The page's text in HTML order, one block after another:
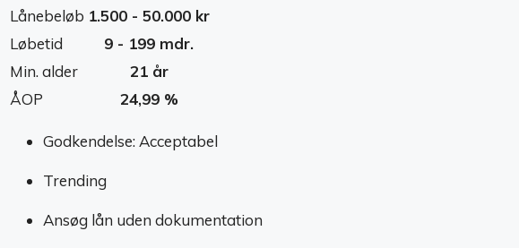
Lånebeløb 1.500 - 50.000 kr
Løbetid
9 - 199 mdr.
Min. alder
21 år
ÅOP
24,99 %
Godkendelse: Acceptabel
Trending
Ansøg lån uden dokumentation